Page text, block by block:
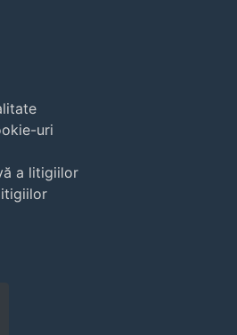
uri
a litigiilor